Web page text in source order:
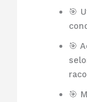
🎯
🎯
🎯